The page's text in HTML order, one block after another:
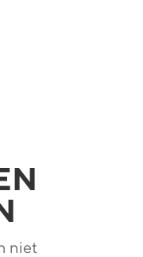
niet